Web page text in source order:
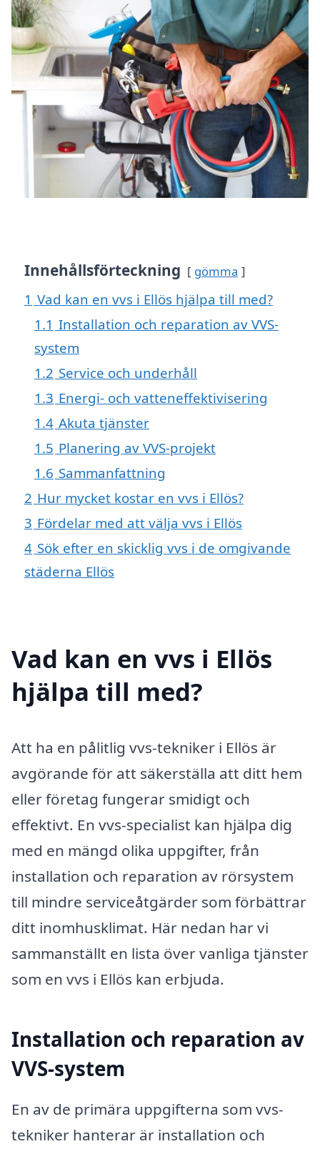
Innehållsförteckning gömma
1 Vad kan en vvs i Ellös hjälpa till med?
1.1 Installation och reparation av VVS-
system
1.2 Service och underhåll
1.3 Energi- och vatteneffektivisering
1.4 Akuta tjänster
1.5 Planering av VVS-projekt
1.6 Sammanfattning
2 Hur mycket kostar en vvs i Ellös?
3 Fördelar med att välja vvs i Ellös
4 Sök efter en skicklig vvs i de omgivande
städerna Ellös
Vad kan en vvs i Ellös
hjälpa till med?
Att ha en pålitlig vvs-tekniker i Ellös är
avgörande för att säkerställa att ditt hem
eller företag fungerar smidigt och
effektivt. En vvs-specialist kan hjälpa dig
med en mängd olika uppgifter, från
installation och reparation av rörsystem
till mindre serviceåtgärder som förbättrar
ditt inomhusklimat. Här nedan har vi
sammanställt en lista över vanliga tjänster
som en vvs i Ellös kan erbjuda.
Installation och reparation av
VVS-system
En av de primära uppgifterna som vvs-
tekniker hanterar är installation och